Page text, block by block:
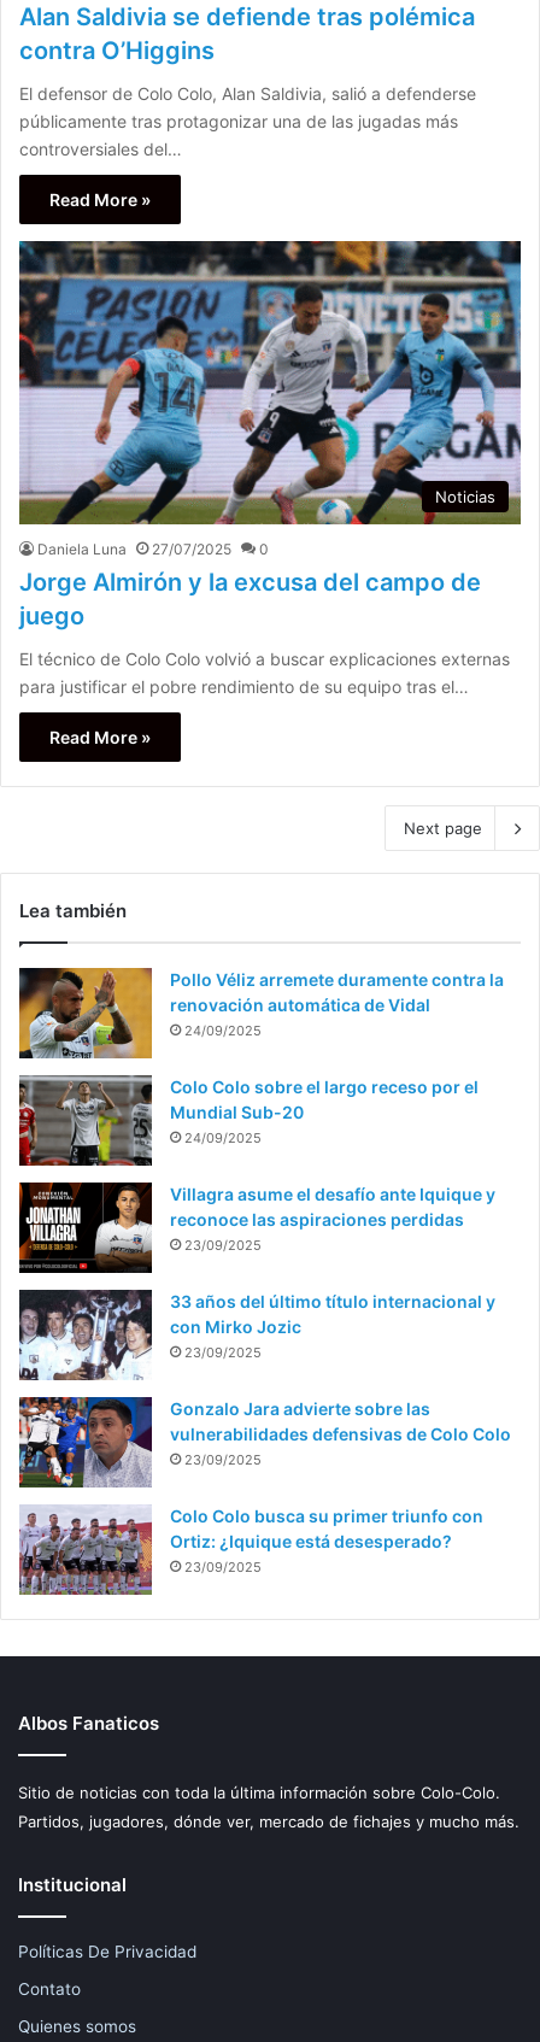
Alan Saldivia se defiende tras polémica
contra O’Higgins
El defensor de Colo Colo, Alan Saldivia, salió a defenderse
públicamente tras protagonizar una de las jugadas más
controversiales del…
Read More »
Noticias
Daniela Luna 27/07/2025 0
Jorge Almirón y la excusa del campo de
juego
El técnico de Colo Colo volvió a buscar explicaciones externas
para justificar el pobre rendimiento de su equipo tras el…
Read More »
Next page
Lea también
Pollo Véliz arremete duramente contra la
renovación automática de Vidal
24/09/2025
Colo Colo sobre el largo receso por el
Mundial Sub-20
24/09/2025
Villagra asume el desafío ante Iquique y
reconoce las aspiraciones perdidas
23/09/2025
33 años del último título internacional y
con Mirko Jozic
23/09/2025
Gonzalo Jara advierte sobre las
vulnerabilidades defensivas de Colo Colo
23/09/2025
Colo Colo busca su primer triunfo con
Ortiz: ¿Iquique está desesperado?
23/09/2025
Albos Fanaticos
Sitio de noticias con toda la última información sobre Colo-Colo.
Partidos, jugadores, dónde ver, mercado de fichajes y mucho más.
Institucional
Políticas De Privacidad
Contato
Quienes somos